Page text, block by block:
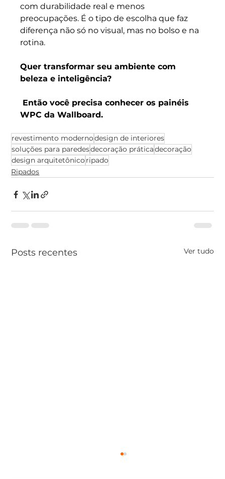
com durabilidade real e menos
preocupações. É o tipo de escolha que faz
diferença não só no visual, mas no bolso e na
rotina.
Quer transformar seu ambiente com
beleza e inteligência?
Então você precisa conhecer os painéis
WPC da Wallboard.
revestimento modernodesign de interiores
soluções para paredesdecoração práticadecoração
design arquitetônico ripado
Ripados
Posts recentes Ver tudo